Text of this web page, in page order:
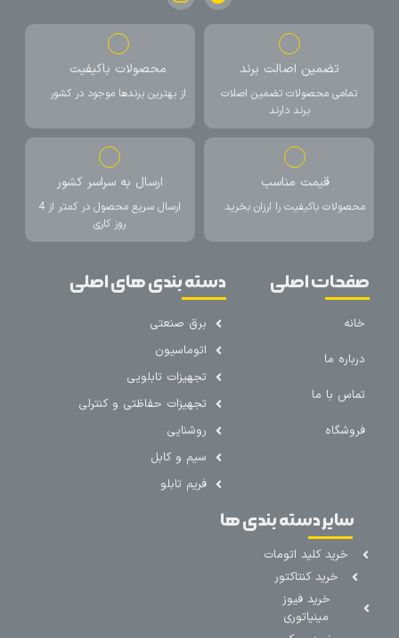
تضمین اصالت برند
تمامی محصولات تضمین اصلات
برند دارند
محصولات باکیفیت
از بهترین برندها موجود در کشور
قیمت مناسب
محصولات باکیفیت را ارزان بخرید
ارسال به سراسر کشور
ارسال سریع محصول در کمتر از 4
روز کاری
صفحات اصلی
خانه
درباره ما
تماس با ما
فروشگاه
دسته بندی های اصلی
برق صنعتی
اتوماسیون
تجهیزات تابلویی
تجهیزات حفاظتی و کنترلی
روشنایی
سیم و کابل
فریم تابلو
سایر دسته بندی ها
خرید کلید اتومات
خرید کنتاکتور
خرید فیوز
مینیاتوری